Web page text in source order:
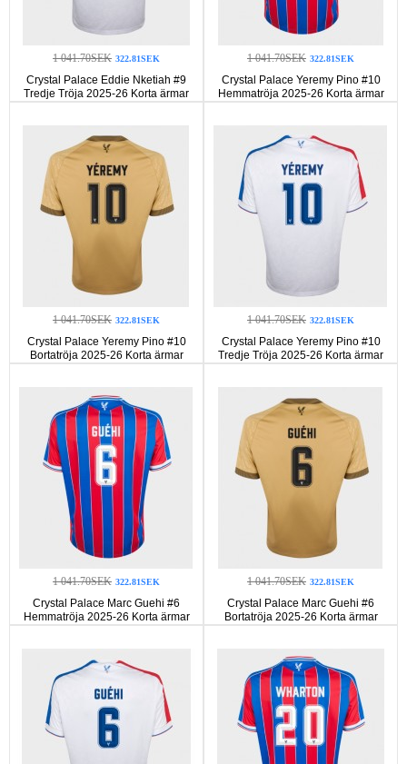
1 041.70SEK 322.81SEK
Crystal Palace Eddie Nketiah #9
Tredje Tröja 2025-26 Korta ärmar
1 041.70SEK 322.81SEK
Crystal Palace Yeremy Pino #10
Hemmatröja 2025-26 Korta ärmar
1 041.70SEK 322.81SEK
Crystal Palace Yeremy Pino #10
Bortatröja 2025-26 Korta ärmar
1 041.70SEK 322.81SEK
Crystal Palace Yeremy Pino #10
Tredje Tröja 2025-26 Korta ärmar
1 041.70SEK 322.81SEK
Crystal Palace Marc Guehi #6
Hemmatröja 2025-26 Korta ärmar
1 041.70SEK 322.81SEK
Crystal Palace Marc Guehi #6
Bortatröja 2025-26 Korta ärmar